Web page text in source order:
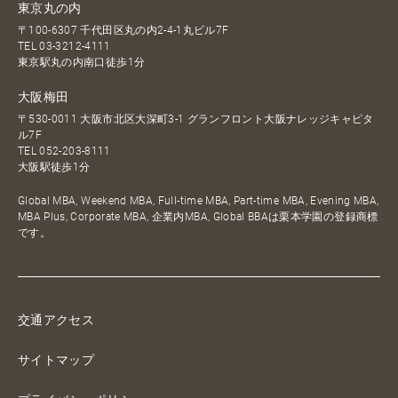
東京丸の内
〒100-6307 千代田区丸の内2-4-1丸ビル7F
TEL03-3212-4111
東京駅丸の内南口徒歩1分
大阪梅田
〒530-0011 大阪市北区大深町3-1 グランフロント大阪ナレッジキャピタ
ル7F
TEL052-203-8111
大阪駅徒歩1分
Global MBA, Weekend MBA, Full-time MBA, Part-time MBA, Evening MBA,
MBA Plus, Corporate MBA, 企業内MBA, Global BBAは栗本学園の登録商標
です。
交通アクセス
サイトマップ